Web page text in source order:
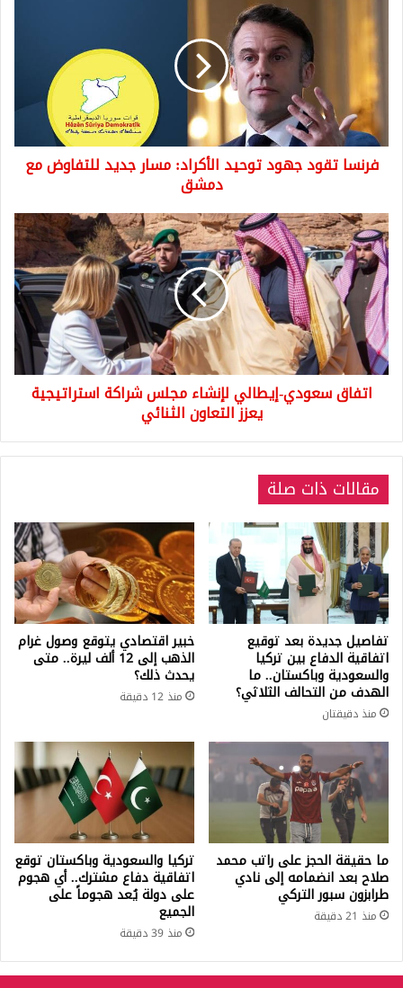
تقود
جهود
توحيد
الأكراد:
مسار
جديد
للتفاوض
مع
دمشق
فرنسا تقود جهود توحيد الأكراد: مسار جديد للتفاوض مع
دمشق
اتفاق
سعودي-
إيطالي
لإنشاء
مجلس
شراكة
استراتيجية
يعزز
التعاون
الثنائي
اتفاق سعودي-إيطالي لإنشاء مجلس شراكة استراتيجية
يعزز التعاون الثنائي
مقالات ذات صلة
تفاصيل جديدة بعد توقيع
اتفاقية الدفاع بين تركيا
والسعودية وباكستان.. ما
الهدف من التحالف الثلاثي؟
منذ دقيقتان
خبير اقتصادي يتوقع وصول غرام
الذهب إلى 12 ألف ليرة.. متى
يحدث ذلك؟
منذ 12 دقيقة
ما حقيقة الحجز على راتب محمد
صلاح بعد انضمامه إلى نادي
طرابزون سبور التركي
منذ 21 دقيقة
تركيا والسعودية وباكستان توقع
اتفاقية دفاع مشترك.. أي هجوم
على دولة يُعد هجوماً على
الجميع
منذ 39 دقيقة